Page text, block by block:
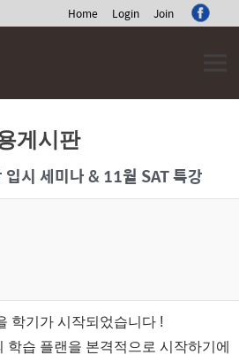
Home Login Join
게시판
시 세미나 & 11월 SAT 특강
학기 가 시작되었습니다 !
학습 플랜을 본격적으로 시작하기에